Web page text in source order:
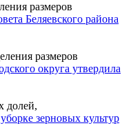
размеров
Беляевского района
размеров
округа утвердила
долей,
зерновых культур